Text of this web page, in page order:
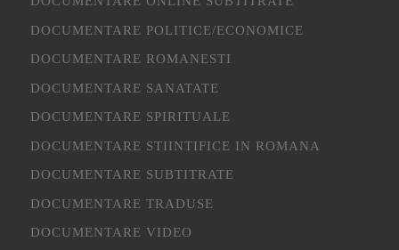
DOCUMENTARE POLITICE/ECONOMICE
DOCUMENTARE ROMANESTI
DOCUMENTARE SANATATE
DOCUMENTARE SPIRITUALE
DOCUMENTARE STIINTIFICE IN ROMANA
DOCUMENTARE SUBTITRATE
DOCUMENTARE TRADUSE
DOCUMENTARE VIDEO